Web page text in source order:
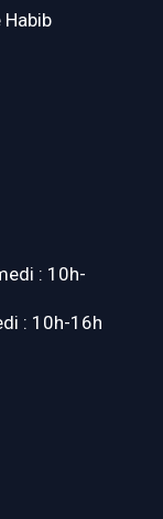
Habib
: 10h-
: 10h-16h